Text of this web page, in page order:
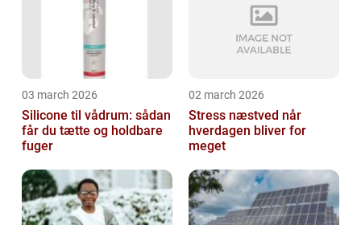
03 march 2026
Silicone til vådrum: sådan
får du tætte og holdbare
fuger
02 march 2026
Stress næstved når
hverdagen bliver for
meget